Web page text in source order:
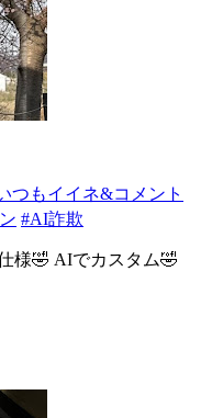
つもイイネ&コメント
#AI詐欺
様🤣 AIでカスタム🤣